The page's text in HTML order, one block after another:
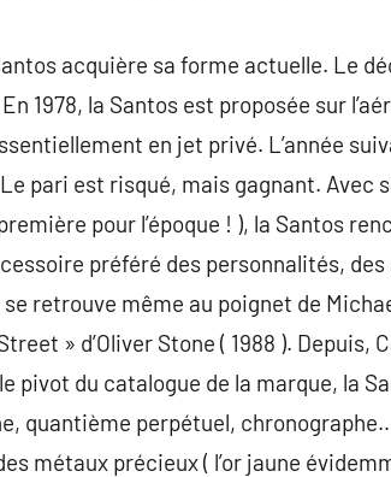
acquière sa forme actuelle. Le
1978, la Santos est proposée sur
en jet privé. L’année
pari est risqué, mais gagnant. Avec
pour l’époque ! ), la Santos
préféré des personnalités,
retrouve même au poignet de
» d’Oliver Stone ( 1988 ). Depuis,
pivot du catalogue de la marque, la
quantième perpétuel,
métaux précieux ( l’or jaune